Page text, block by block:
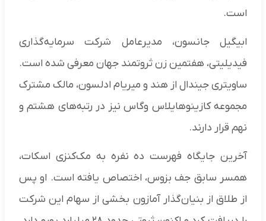
است.
ابیگیل جانسون، مدیرعامل شرکت سرمایه‌گذاری
فیدیلیتی، هفتمین زن ثروتمند جهان معرفی شده است.
ساویتری جیندال از هند و میریام ادلسون، مالک مشترک
مجموعه کازینوهایلاس وگاس نیز در رتبه‌های هشتم و
نهم قرار دارند.
آخرین جایگاه فهرست ده نفره به مک‌کنزی اسکات،
همسر سابق جف بزوس، اختصاص یافته است. او پس
از طلاق از بنیان‌گذار آمازون بخشی از سهام این شرکت